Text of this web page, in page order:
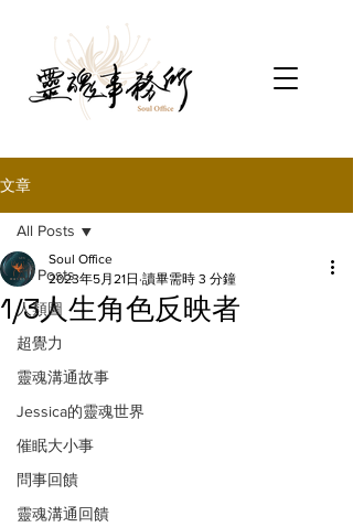
文章
All Posts
人類圖
超覺力
靈魂溝通故事
Jessica的靈魂世界
催眠大小事
問事回饋
靈魂溝通回饋
All Posts
1/3人生角色反映者
Soul Office
2023年5月21日 讀畢需時 3 分鐘